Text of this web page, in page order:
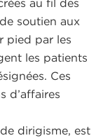
au fil des
soutien aux
pied par les
les patients
Ces
d’affaires
dirigisme, est